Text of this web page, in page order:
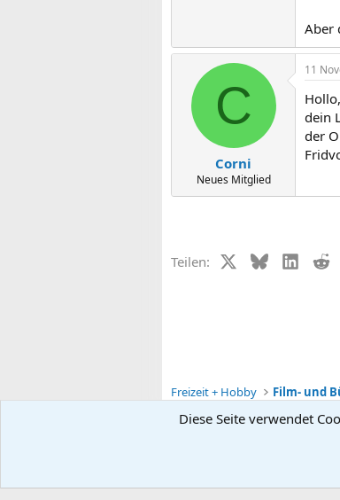
Aber
C
Corni
Neues Mitglied
11
dein
der
Teilen: X (Twitter)
Bluesky
Freizeit + Hobby Film- und
Diese Seite verwendet